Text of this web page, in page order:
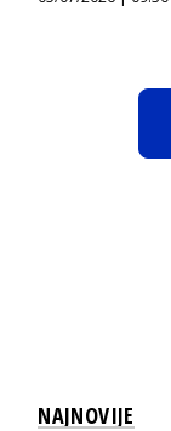
NAJNOVIJE